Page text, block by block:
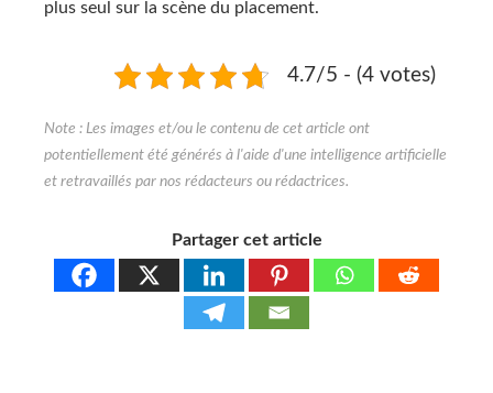
plus seul sur la scène du placement.
4.7/5 - (4 votes)
Partager cet article